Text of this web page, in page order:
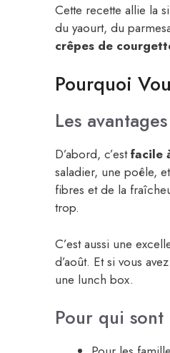
Cette recette allie la
du yaourt, du
crêpes de
Pourquoi
Les
D’abord, c’estfacile
saladier, une poêle,
fibres et de la
trop.
C’est aussi une
d’août. Et si vous
une lunch box.
Pour qui sont